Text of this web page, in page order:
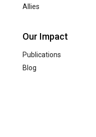
Allies
Our Impact
Publications
Blog